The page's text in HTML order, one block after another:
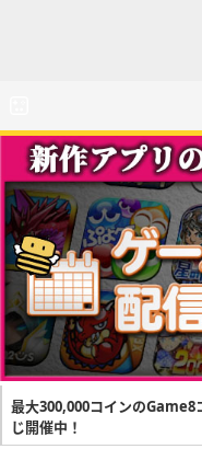
最大300,000コインのGame8
じ開催中！